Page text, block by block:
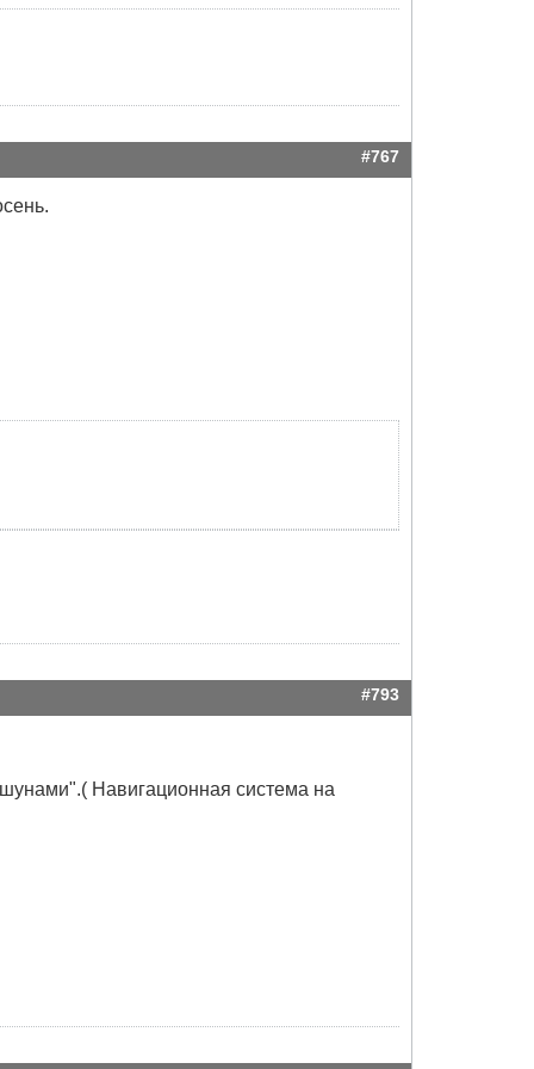
#767
#793
Навигационная система на